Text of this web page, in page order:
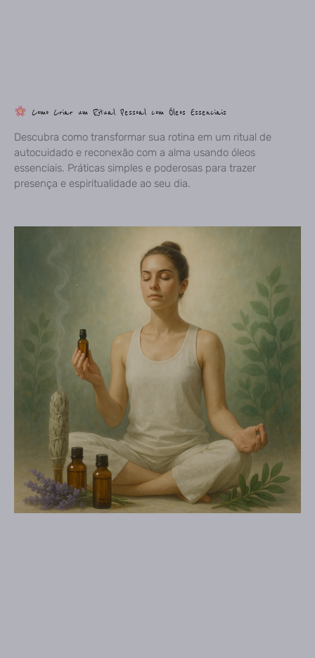
Como Criar um Ritual Pessoal com Óleos Essenciais
Descubra como transformar sua rotina em um ritual de
autocuidado e reconexão com a alma usando óleos
essenciais. Práticas simples e poderosas para trazer
presença e espiritualidade ao seu dia.